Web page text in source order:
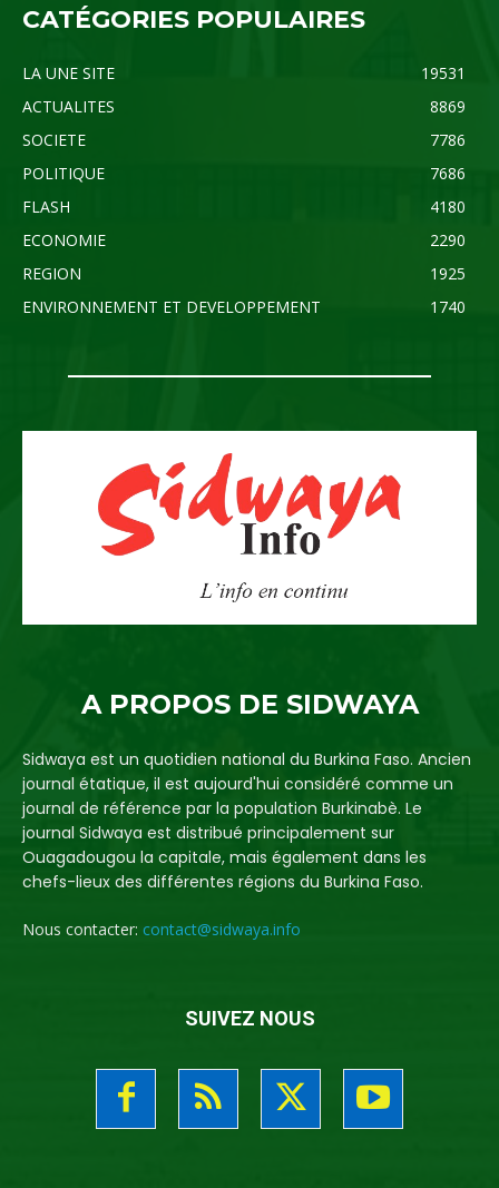
CATÉGORIES POPULAIRES
LA UNE SITE
19531
ACTUALITES
8869
SOCIETE
7786
POLITIQUE
7686
FLASH
4180
ECONOMIE
2290
REGION
1925
ENVIRONNEMENT ET DEVELOPPEMENT
1740
A PROPOS DE SIDWAYA
Sidwaya est un quotidien national du Burkina Faso. Ancien
journal étatique, il est aujourd'hui considéré comme un
journal de référence par la population Burkinabè. Le
journal Sidwaya est distribué principalement sur
Ouagadougou la capitale, mais également dans les
chefs-lieux des différentes régions du Burkina Faso.
Nous contacter: contact@sidwaya.info
SUIVEZ NOUS